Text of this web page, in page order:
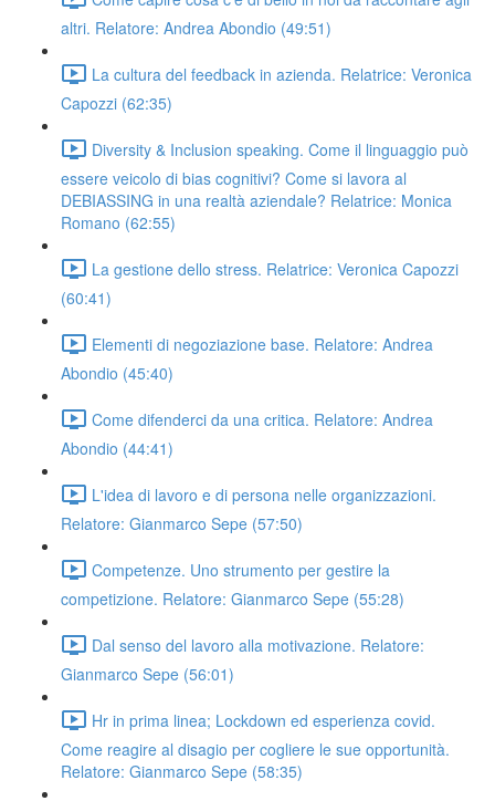
altri. Relatore: Andrea Abondio (49:51)
La cultura del feedback in azienda. Relatrice: Veronica
Capozzi (62:35)
Diversity & Inclusion speaking. Come il linguaggio può
essere veicolo di bias cognitivi? Come si lavora al
DEBIASSING in una realtà aziendale? Relatrice: Monica
Romano (62:55)
La gestione dello stress. Relatrice: Veronica Capozzi
(60:41)
Elementi di negoziazione base. Relatore: Andrea
Abondio (45:40)
Come difenderci da una critica. Relatore: Andrea
Abondio (44:41)
L'idea di lavoro e di persona nelle organizzazioni.
Relatore: Gianmarco Sepe (57:50)
Competenze. Uno strumento per gestire la
competizione. Relatore: Gianmarco Sepe (55:28)
Dal senso del lavoro alla motivazione. Relatore:
Gianmarco Sepe (56:01)
Hr in prima linea; Lockdown ed esperienza covid.
Come reagire al disagio per cogliere le sue opportunità.
Relatore: Gianmarco Sepe (58:35)